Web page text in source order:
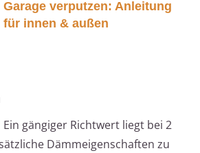
Garage verputzen: Anleitung
für innen & außen
Ein gängiger Richtwert liegt bei 2
Dämmeigenschaften zu